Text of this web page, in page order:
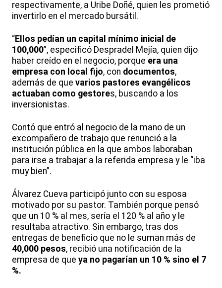
respectivamente, a Uribe Doñé, quien les prometió
invertirlo en el mercado bursátil.
“Ellos pedían un capital mínimo inicial de
100,000”, especificó Despradel Mejía, quien dijo
haber creído en el negocio, porque era una
empresa con local fijo, con documentos,
además de que varios pastores evangélicos
actuaban como gestores, buscando a los
inversionistas.
Contó que entró al negocio de la mano de un
excompañero de trabajo que renunció a la
institución pública en la que ambos laboraban
para irse a trabajar a la referida empresa y le “iba
muy bien”.
Álvarez Cueva participó junto con su esposa
motivado por su pastor. También porque pensó
que un 10 % al mes, sería el 120 % al año y le
resultaba atractivo. Sin embargo, tras dos
entregas de beneficio que no le suman más de
40,000 pesos, recibió una notificación de la
empresa de que ya no pagarían un 10 % sino el 7
%.